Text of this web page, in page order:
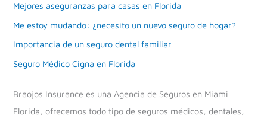
Mejores aseguranzas para casas en Florida
Me estoy mudando: ¿necesito un nuevo seguro de hogar?
Importancia de un seguro dental familiar
Seguro Médico Cigna en Florida
Braojos Insurance es una Agencia de Seguros en Miami
Florida, ofrecemos todo tipo de seguros médicos, dentales,